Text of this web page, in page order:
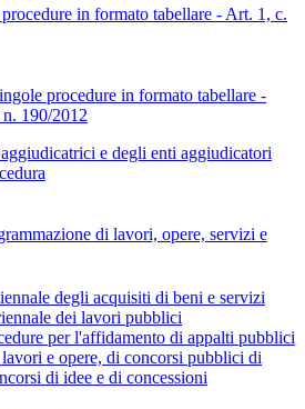
in formato tabellare - Art. 1, c.
procedure in formato tabellare -
190/2012
e degli enti aggiudicatori
di lavori, opere, servizi e
degli acquisiti di beni e servizi
dei lavori pubblici
per l'affidamento di appalti pubblici
e opere, di concorsi pubblici di
di idee e di concessioni